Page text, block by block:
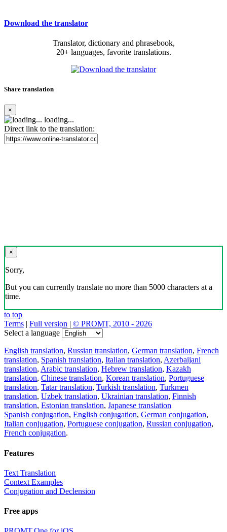
Download the translator
Translator, dictionary and phrasebook,
20+ languages, favorite translations.
Share translation
×
loading...
Direct link to the translation:
×
Sorry,
But you can currently translate no more than 5000 characters at a
time.
to top
Terms | Full version | © PROMT, 2010 - 2026
Select a language
English translation, Russian translation, German translation, French
translation, Spanish translation, Italian translation, Azerbaijani
translation, Arabic translation, Hebrew translation, Kazakh
translation, Chinese translation, Korean translation, Portuguese
translation, Tatar translation, Turkish translation, Turkmen
translation, Uzbek translation, Ukrainian translation, Finnish
translation, Estonian translation, Japanese translation
Spanish conjugation, English conjugation, German conjugation,
Italian conjugation, Portuguese conjugation, Russian conjugation,
French conjugation.
Features
Text Translation
Context Examples
Conjugation and Declension
Free apps